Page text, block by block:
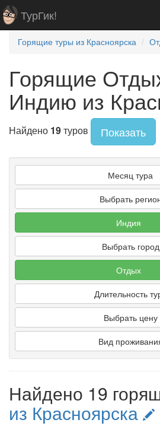
ТурГик!
Горящие туры из Красноярска
Горящие
Индию из
Найдено 19туров Показать
Месяц тура
Выбрать
Индия
Выбрать город
Отдых
Длительность
Выбрать цену
Вид
Найдено 19
из Красноярска